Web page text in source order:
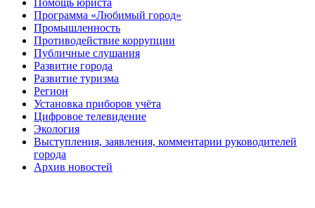
Помощь юриста
Программа «Любимый город»
Промышленность
Противодействие коррупции
Публичные слушания
Развитие города
Развитие туризма
Регион
Установка приборов учёта
Цифровое телевидение
Экология
Выступления, заявления, комментарии руководителей
города
Архив новостей